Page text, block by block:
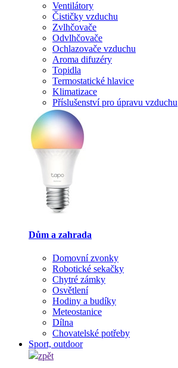
Ventilátory
Čističky vzduchu
Zvlhčovače
Odvlhčovače
Ochlazovače vzduchu
Aroma difuzéry
Topidla
Termostatické hlavice
Klimatizace
Příslušenství pro úpravu vzduchu
Dům a zahrada
Domovní zvonky
Robotické sekačky
Chytré zámky
Osvětlení
Hodiny a budíky
Meteostanice
Dílna
Chovatelské potřeby
Sport, outdoor
zpět